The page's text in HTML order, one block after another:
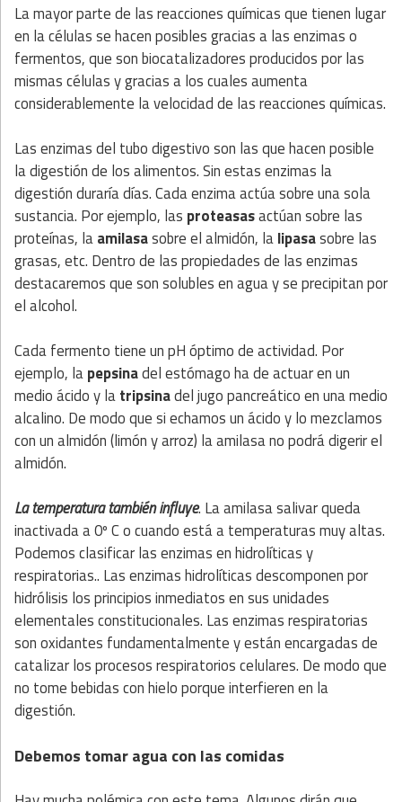
La mayor parte de las reacciones químicas que tienen lugar
en la células se hacen posibles gracias a las enzimas o
fermentos, que son biocatalizadores producidos por las
mismas células y gracias a los cuales aumenta
considerablemente la velocidad de las reacciones químicas.
Las enzimas del tubo digestivo son las que hacen posible
la digestión de los alimentos. Sin estas enzimas la
digestión duraría días. Cada enzima actúa sobre una sola
sustancia. Por ejemplo, las proteasasactúan sobre las
proteínas, laamilasasobre el almidón, lalipasasobre las
grasas, etc. Dentro de las propiedades de las enzimas
destacaremos que son solubles en agua y se precipitan por
el alcohol.
Cada fermento tiene un pH óptimo de actividad. Por
ejemplo, lapepsinadel estómago ha de actuar en un
medio ácido y latripsinadel jugo pancreático en una medio
alcalino. De modo que si echamos un ácido y lo mezclamos
con un almidón (limón y arroz) la amilasa no podrá digerir el
almidón.
La temperatura también influye. La amilasa salivar queda
inactivada a 0º C o cuando está a temperaturas muy altas.
Podemos clasificar las enzimas en hidrolíticas y
respiratorias.. Las enzimas hidrolíticas descomponen por
hidrólisis los principios inmediatos en sus unidades
elementales constitucionales. Las enzimas respiratorias
son oxidantes fundamentalmente y están encargadas de
catalizar los procesos respiratorios celulares. De modo que
no tome bebidas con hielo porque interfieren en la
digestión.
Debemos tomar agua con las comidas